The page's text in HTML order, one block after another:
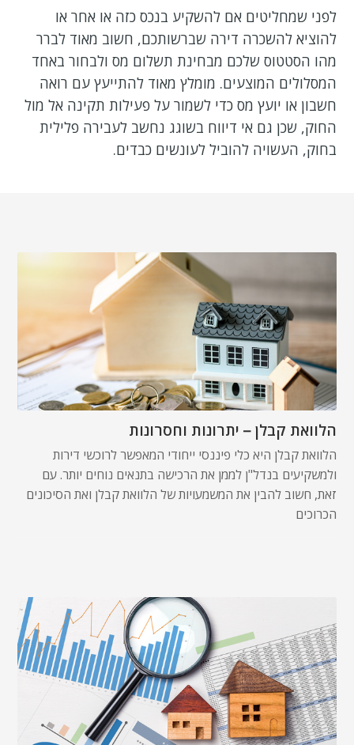
לפני שמחליטים אם להשקיע בנכס כזה או אחר או
להוציא להשכרה דירה שברשותכם, חשוב מאוד לברר
מהו הסטטוס שלכם מבחינת תשלום מס ולבחור באחד
המסלולים המוצעים. מומלץ מאוד להתייעץ עם רואה
חשבון או יועץ מס כדי לשמור על פעילות תקינה אל מול
החוק, שכן גם אי דיווח בשוגג נחשב לעבירה פלילית
בחוק, העשויה להוביל לעונשים כבדים.
הלוואת קבלן – יתרונות וחסרונות
הלוואת קבלן היא כלי פיננסי ייחודי המאפשר לרוכשי דירות
ולמשקיעים בנדל"ן לממן את הרכישה בתנאים נוחים יותר. עם
זאת, חשוב להבין את המשמעויות של הלוואת קבלן ואת הסיכונים
הכרוכים